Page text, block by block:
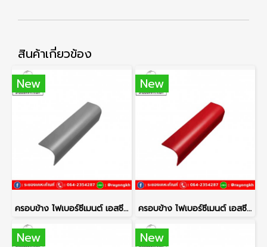
สินค้าเกี่ยวข้อง
New
ครอบข้าง ไฟเบอร์ซีเมนต์ เอสซีจี รุ่นลอนคู่ สีเทาศิลา
New
ครอบข้าง ไฟเบอร์ซีเมนต์ เอสซีจี รุ่นลอนคู่ สีแดงประกายมุก
New New